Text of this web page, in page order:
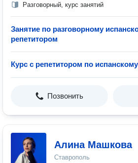
Разговорный, курс занятий
Занятие по разговорному
репетитором
Курс с репетитором по
Позвонить
Алина Машкова
Ставрополь